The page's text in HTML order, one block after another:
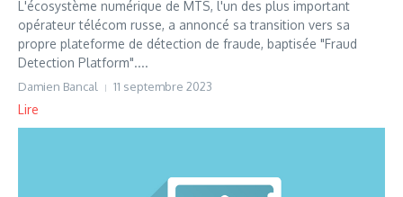
L'écosystème numérique de MTS, l'un des plus important
opérateur télécom russe, a annoncé sa transition vers sa
propre plateforme de détection de fraude, baptisée "Fraud
Detection Platform"....
Damien Bancal 11 septembre 2023
Lire